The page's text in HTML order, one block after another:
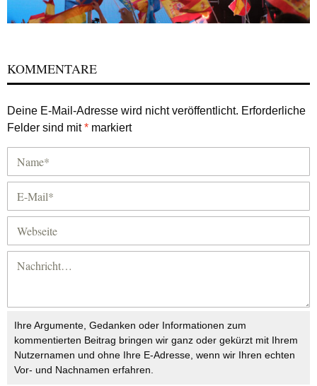
KOMMENTARE
Deine E-Mail-Adresse wird nicht veröffentlicht. Erforderliche
Felder sind mit* markiert
Ihre Argumente, Gedanken oder Informationen zum
kommentierten Beitrag bringen wir ganz oder gekürzt mit Ihrem
Nutzernamen und ohne Ihre E-Adresse, wenn wir Ihren echten
Vor- und Nachnamen erfahren.